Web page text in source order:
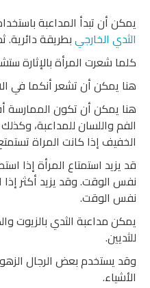
يمكن أن تبدأ المداعبة
الثدي الخارجيبطريقة دائرية.
كلما شعرت المرأة بالإثارة
هنا يمكن أن تشعر أنكما في
هنا يمكن أن تكون الممارسة
الفم واللسان للمداعبة،
الخفيف إذا كانت المراة
قد يزيد استمتاع المرأة إذا
نفس الوقت. وقد يزيد أكثر إذا
نفس الوقت.
يمكن مداعبة الثدي بالزيوت
للثديين.
وقد يستخدم بعض الرجال
الأشياء.